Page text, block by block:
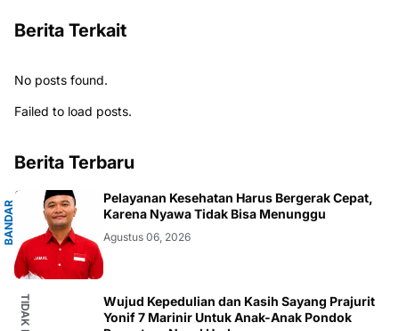
Berita Terkait
No posts found.
Failed to load posts.
Berita Terbaru
B
A
N
D
A
R
L
A
M
P
U
N
Pelayanan Kesehatan Harus Bergerak Cepat,
Karena Nyawa Tidak Bisa Menunggu
Agustus 06, 2026
Wujud Kepedulian dan Kasih Sayang Prajurit
Yonif 7 Marinir Untuk Anak-Anak Pondok